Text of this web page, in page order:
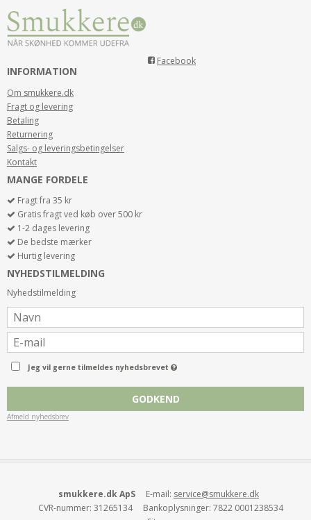
Facebook
INFORMATION
Om smukkere.dk
Fragt og levering
Betaling
Returnering
Salgs- og leveringsbetingelser
Kontakt
MANGE FORDELE
Fragt fra 35 kr
Gratis fragt ved køb over 500 kr
1-2 dages levering
De bedste mærker
Hurtig levering
NYHEDSTILMELDING
Nyhedstilmelding
Jeg vil gerne tilmeldes nyhedsbrevet
GODKEND
Afmeld nyhedsbrev
smukkere.dk ApS E-mail: service@smukkere.dk
CVR-nummer: 31265134 Bankoplysninger: 7822 0001238534